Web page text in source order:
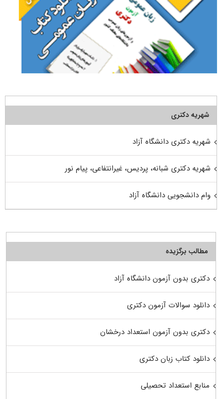
شهریه دکتری
شهریه دکتری دانشگاه آزاد
شهریه دکتری شبانه، پردیس، غیرانتفاعی، پیام نور
وام دانشجویی دانشگاه آزاد
مطالب برگزیده
دکتری بدون آزمون دانشگاه آزاد
دانلود سوالات آزمون دکتری
دکتری بدون آزمون استعداد درخشان
دانلود کتاب زبان دکتری
منابع استعداد تحصیلی